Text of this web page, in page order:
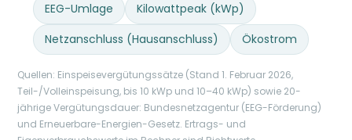
EEG-Umlage
Kilowattpeak (kWp)
Netzanschluss (Hausanschluss)
Ökostrom
Quellen: Einspeisevergütungssätze (Stand 1. Februar 2026,
Teil-/Volleinspeisung, bis 10 kWp und 10–40 kWp) sowie 20-
jährige Vergütungsdauer: Bundesnetzagentur (EEG-Förderung)
und Erneuerbare-Energien-Gesetz. Ertrags- und